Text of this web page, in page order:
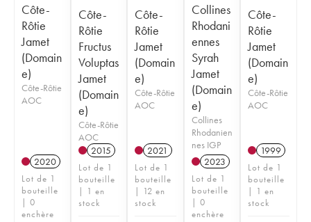
Côte-
Rôtie
Jamet
(Domain
e)
Côte-Rôtie
AOC
2020
Lot de 1
bouteille
| 0
enchère
Côte-
Rôtie
Fructus
Voluptas
Jamet
(Domain
e)
Côte-Rôtie
AOC
2015
Lot de 1
bouteille
| 1 en
stock
Côte-
Rôtie
Jamet
(Domain
e)
Côte-Rôtie
AOC
2021
Lot de 1
bouteille
| 12 en
stock
Collines
Rhodani
ennes
Syrah
Jamet
(Domain
e)
Collines
Rhodanien
nes IGP
2023
Lot de 1
bouteille
| 0
enchère
Côte-
Rôtie
Jamet
(Domain
e)
Côte-Rôtie
AOC
1999
Lot de 1
bouteille
| 1 en
stock